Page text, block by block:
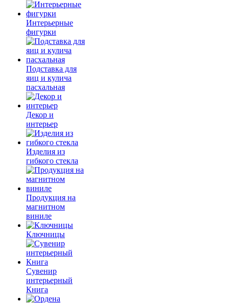
Интерьерные
фигурки
Подставка для
яиц и кулича
пасхальная
Декор и
интерьер
Изделия из
гибкого стекла
Продукция на
магнитном
виниле
Ключницы
Сувенир
интерьерный
Книга